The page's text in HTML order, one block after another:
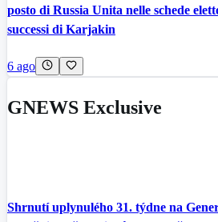
posto di Russia Unita nelle schede
successi di Karjakin
6 ago
GNEWS Exclusive
Shrnutí uplynulého 31. týdne na